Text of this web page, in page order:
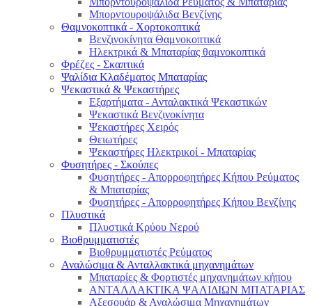
Μπορντουροψάλιδα Βενζίνης
Θαμνοκοπτικά - Χορτοκοπτικά
Βενζινοκίνητα Θαμνοκοπτικά
Ηλεκτρικά & Μπαταρίας θαμνοκοπτικά
Φρέζες - Σκαπτικά
Ψαλίδια Κλαδέματος Μπαταρίας
Ψεκαστικά & Ψεκαστήρες
Εξαρτήματα - Ανταλακτικά Ψεκαστικών
Ψεκαστικά Βενζινοκίνητα
Ψεκαστήρες Χειρός
Θειωτήρες
Ψεκαστήρες Ηλεκτρικοί - Μπαταρίας
Φυσητήρες - Σκούπες
Φυσητήρες - Απορροφητήρες Κήπου Ρεύματος
& Μπαταρίας
Φυσητήρες - Απορροφητήρες Κήπου Βενζίνης
Πλυστικά
Πλυστικά Κρύου Νερού
Βιοθρυμματιστές
Βιοθρυμματιστές Ρεύματος
Αναλώσιμα & Ανταλλακτικά μηχανημάτων
Μπαταρίες & Φορτιστές μηχανημάτων κήπου
ΑΝΤΑΛΛΑΚΤΙΚΑ ΨΑΛΙΔΙΩΝ ΜΠΑΤΑΡΙAΣ
Αξεσουάρ & Αναλώσιμα Μηχανημάτων